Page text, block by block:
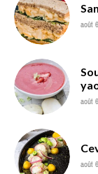
août
août
août